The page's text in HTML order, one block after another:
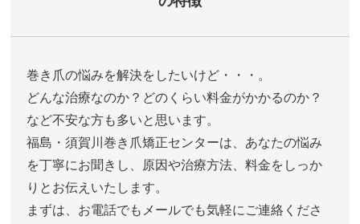
巻き爪の悩みを解決をしたいけど・・・。
どんな治療なのか？どのくらい料金がかかるのか？
など不安な方も多いと思います。
福島・須賀川巻き爪矯正センターは、あなたの悩み
を丁寧にお聞きし、原因や治療方法、料金をしっか
りとお伝えいたします。
まずは、お電話でもメールでも気軽にご連絡くださ